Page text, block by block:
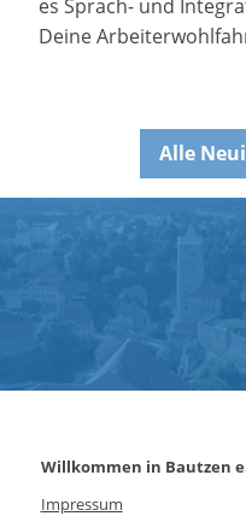
es Sprach- und
Deine
Alle
Willkommen in Bautzen
Impressum